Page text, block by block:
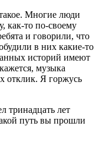
Многие люди
как-то по-своему
и говорили, что
в них какие-то
историй имеют
музыка
отклик. Я горжусь
тринадцать лет
путь вы прошли